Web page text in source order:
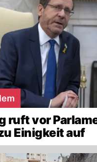
ruft vor
Einigkeit auf